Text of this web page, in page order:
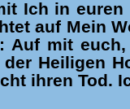
Ich in euren
auf Mein
Auf mit
Heiligen
ihren Tod.